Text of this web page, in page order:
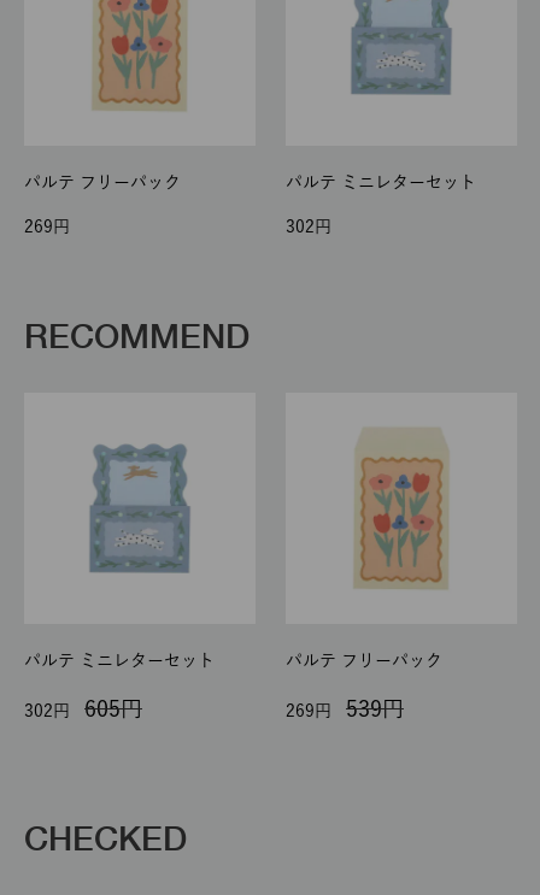
パルテ フリーパック
269
パルテ ミニレターセット
302
RECOMMEND
パルテ ミニレターセット
605
302
パルテ フリーパック
539
269
CHECKED